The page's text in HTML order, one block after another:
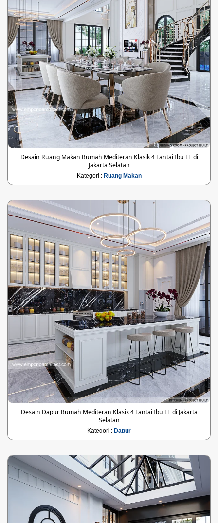
Desain Ruang Makan Rumah Mediteran Klasik 4 Lantai Ibu LT di
Jakarta Selatan
Kategori : Ruang Makan
Desain Dapur Rumah Mediteran Klasik 4 Lantai Ibu LT di Jakarta
Selatan
Kategori : Dapur